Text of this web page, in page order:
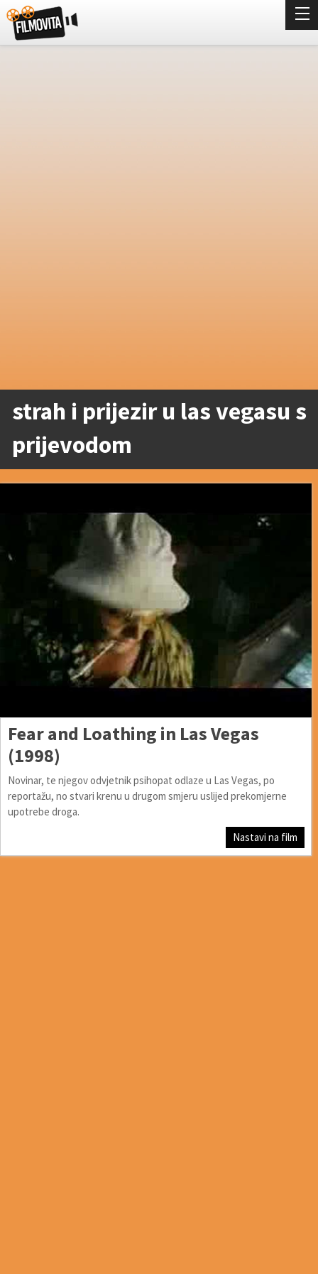
strah i prijezir u las vegasu s
prijevodom
Fear and Loathing in Las Vegas
(1998)
Novinar, te njegov odvjetnik psihopat odlaze u Las Vegas, po
reportažu, no stvari krenu u drugom smjeru uslijed prekomjerne
upotrebe droga.
Nastavi na film